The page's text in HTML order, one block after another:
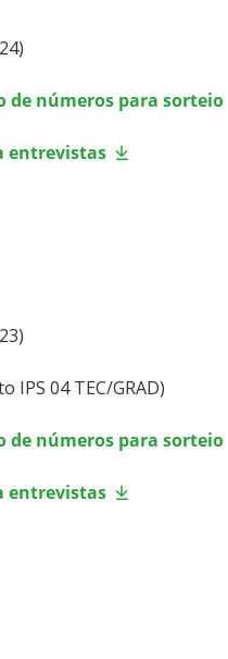
de números para sorteio
entrevistas
IPS 04 TEC/GRAD)
de números para sorteio
entrevistas